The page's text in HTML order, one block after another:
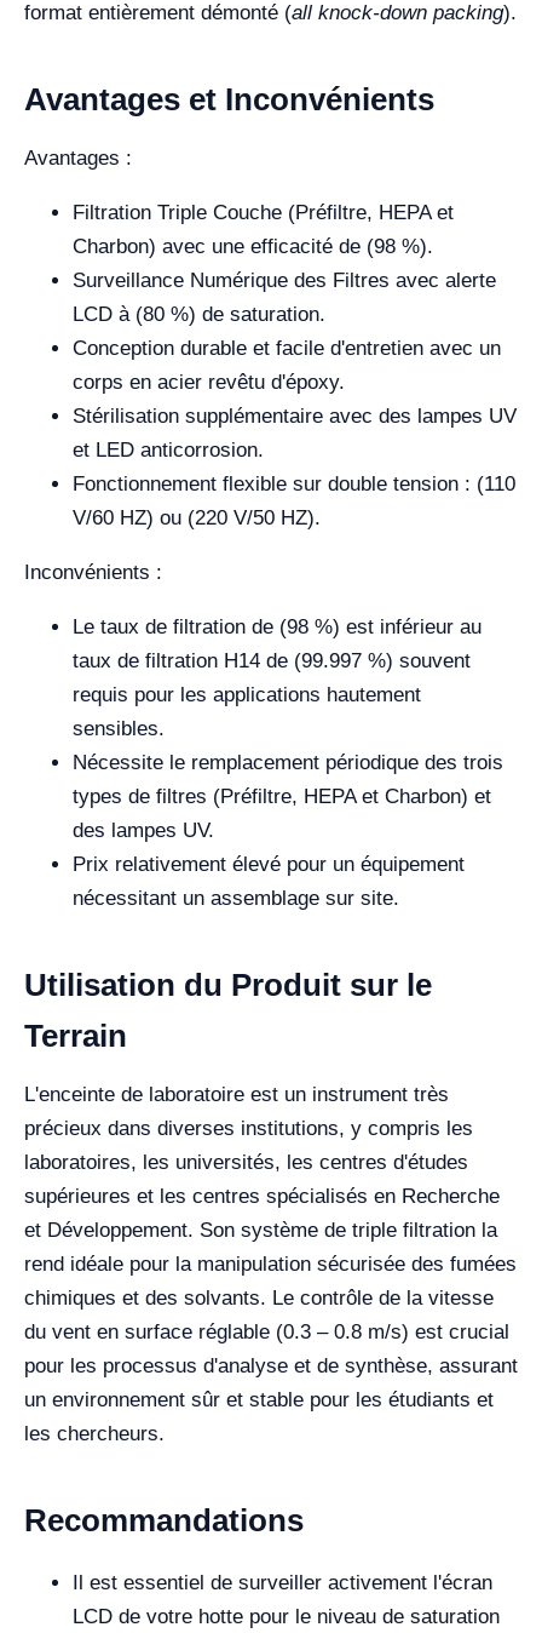
format entièrement démonté (all knock-down packing).
Avantages et Inconvénients
Avantages :
Filtration Triple Couche (Préfiltre, HEPA et
Charbon) avec une efficacité de (98 %).
Surveillance Numérique des Filtres avec alerte
LCD à (80 %) de saturation.
Conception durable et facile d'entretien avec un
corps en acier revêtu d'époxy.
Stérilisation supplémentaire avec des lampes UV
et LED anticorrosion.
Fonctionnement flexible sur double tension : (110
V/60 HZ) ou (220 V/50 HZ).
Inconvénients :
Le taux de filtration de (98 %) est inférieur au
taux de filtration H14 de (99.997 %) souvent
requis pour les applications hautement
sensibles.
Nécessite le remplacement périodique des trois
types de filtres (Préfiltre, HEPA et Charbon) et
des lampes UV.
Prix relativement élevé pour un équipement
nécessitant un assemblage sur site.
Utilisation du Produit sur le
Terrain
L'enceinte de laboratoire est un instrument très
précieux dans diverses institutions, y compris les
laboratoires, les universités, les centres d'études
supérieures et les centres spécialisés en Recherche
et Développement. Son système de triple filtration la
rend idéale pour la manipulation sécurisée des fumées
chimiques et des solvants. Le contrôle de la vitesse
du vent en surface réglable (0.3 – 0.8 m/s) est crucial
pour les processus d'analyse et de synthèse, assurant
un environnement sûr et stable pour les étudiants et
les chercheurs.
Recommandations
Il est essentiel de surveiller activement l'écran
LCD de votre hotte pour le niveau de saturation